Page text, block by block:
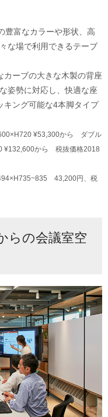
豊富なカラーや形状、高
な場で利用できるテーブ
カーブの大きな木製の背座
姿勢に対応し、快適な座
キング可能な4本脚タイプ
¥53,300から ダブル
¥132,600から 税抜価格2018
43,200円、税
らの会議室空